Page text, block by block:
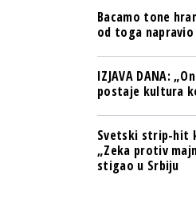
Bacamo tone
od toga napravio
IZJAVA DANA:
postaje kultura
Svetski strip-hit
„Zeka protiv
stigao u Srbiju